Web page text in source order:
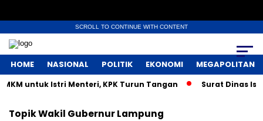
SCROLL TO CONTINUE WITH CONTENT
HOME NASIONAL POLITIK EKONOMI MEGAPOLITAN
untuk Istri Menteri, KPK Turun Tangan Surat Dinas
TopikWakil Gubernur Lampung